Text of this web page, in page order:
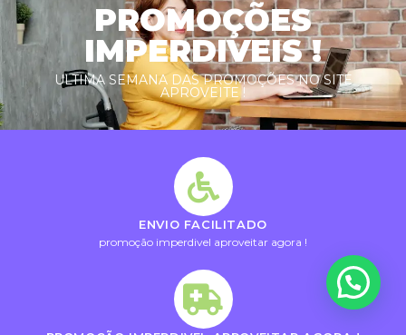
PROMOÇÕES
IMPERDIVEIS !
ULTIMA SEMANA DAS PROMOÇÕES NO SITE
APROVEITE !
ENVIO FACILITADO
promoção imperdivel aproveitar agora !